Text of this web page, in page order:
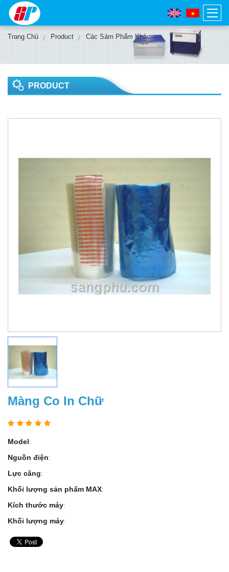
Trang Chủ Product Các Sảm Phẩm Khác
PRODUCT
Màng Co In Chữ
Model:
Nguồn điện:
Lực căng:
Khối lượng sản phẩm MAX:
Kích thước máy:
Khối lượng máy: